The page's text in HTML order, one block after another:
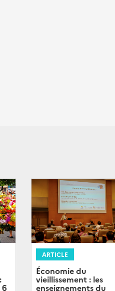
6
ARTICLE
Économie du
vieillissement : les
enseignements du